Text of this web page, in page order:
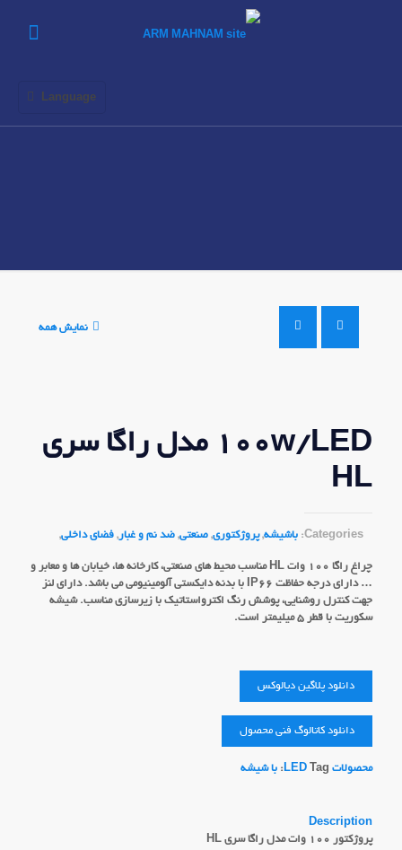
Language
نمایش همه
۱۰۰w/LED مدل راگا سری
HL
چراغ راگا 100 وات HL مناسب محیط های صنعتی، کارخانه ها، خیابان ها و معابر و
… دارای درجه حفاظت IP66 با بدنه دایکستی آلومینیومی می باشد. دارای لنز
جهت کنترل روشنایی، پوشش رنگ اکترواستاتیک با زیرسازی مناسب. شیشه
سکوریت با قطر 5 میلیمتر است.
دانلود پلاگین دیالوکس
دانلود کاتالوگ فنی محصول
Categories: باشیشه,پروژکتوري, صنعتی, ضد نم و غبار , فضای داخلی,
محصولات LED Tag: با شیشه
Description
پروژکتور ۱۰۰ وات مدل راگا سری HL